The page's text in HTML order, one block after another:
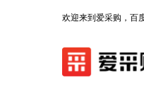
欢迎来到爱采购，百